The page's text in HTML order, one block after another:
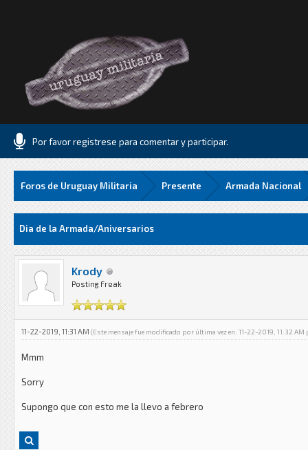
Por favor registrese para comentar y participar.
Foros de Uruguay Militaria Presente Armada Nacional
Dia de la Armada/Aniversarios
Krody
Posting Freak
11-22-2019, 11:31 AM (Este mensaje fue modificado por última vez en: 11-22-2019, 11:32
Mmm
Sorry
Supongo que con esto me la llevo a febrero